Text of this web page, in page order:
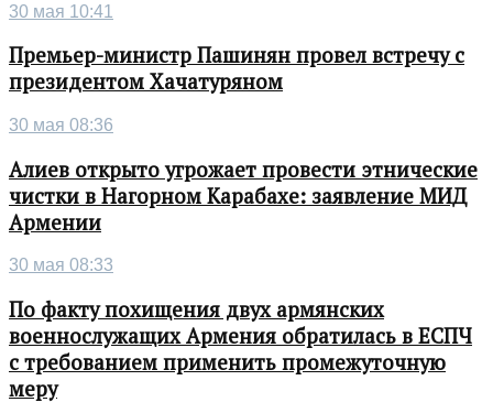
30 мая 10:41
Премьер-министр Пашинян провел встречу с
президентом Хачатуряном
30 мая 08:36
Алиев открыто угрожает провести этнические
чистки в Нагорном Карабахе: заявление МИД
Армении
30 мая 08:33
По факту похищения двух армянских
военнослужащих Армения обратилась в ЕСПЧ
с требованием применить промежуточную
меру